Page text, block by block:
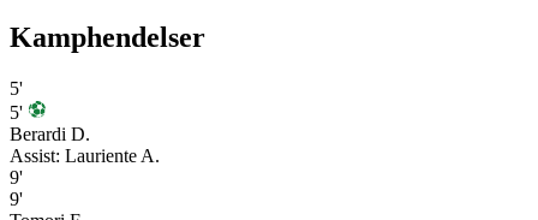
Kamphendelser
5'
5'
Berardi D.
Assist: Lauriente A.
9'
9'